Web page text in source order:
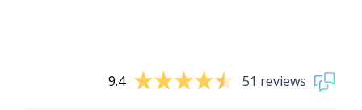
9.4 51 reviews